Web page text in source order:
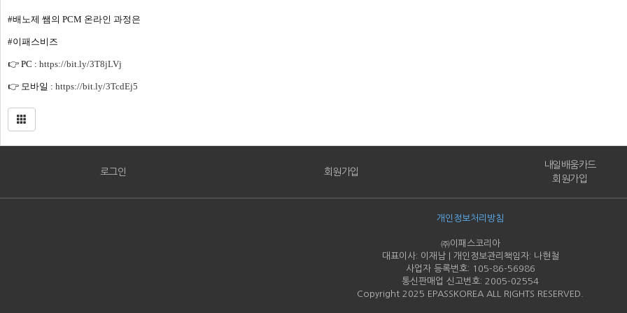
#배노제 쌤의 PCM 온라인 과정은
#이패스비즈
👉 PC : https://bit.ly/3T8jLVj
👉 모바일 : https://bit.ly/3TcdEj5
로그인 회원가입
내일배움카드
회원가입
개인정보처리방침
㈜이패스코리아
대표이사: 이재남 | 개인정보관리책임자: 나현철
사업자 등록번호: 105-86-56986
통신판매업 신고번호: 2005-02554
Copyright 2025 EPASSKOREA ALL RIGHTS RESERVED.